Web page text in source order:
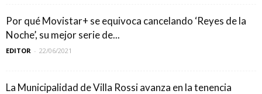
Por qué Movistar+ se equivoca cancelando ‘Reyes de la
Noche’, su mejor serie de...
EDITOR - 22/06/2021
La Municipalidad de Villa Rossi avanza en la tenencia